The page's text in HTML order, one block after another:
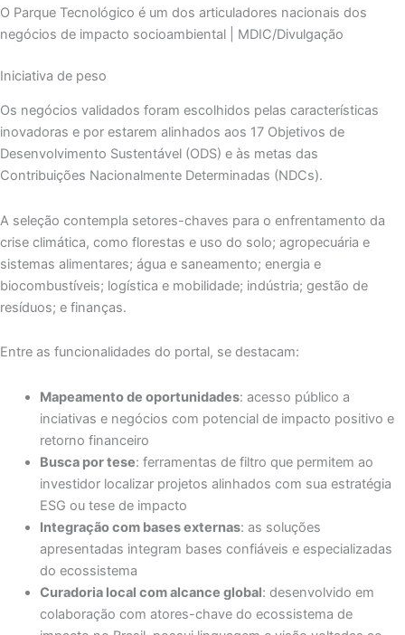
O Parque Tecnológico é um dos articuladores nacionais dos
negócios de impacto socioambiental | MDIC/Divulgação
Iniciativa de peso
Os negócios validados foram escolhidos pelas características
inovadoras e por estarem alinhados aos 17 Objetivos de
Desenvolvimento Sustentável (ODS) e às metas das
Contribuições Nacionalmente Determinadas (NDCs).
A seleção contempla setores-chaves para o enfrentamento da
crise climática, como florestas e uso do solo; agropecuária e
sistemas alimentares; água e saneamento; energia e
biocombustíveis; logística e mobilidade; indústria; gestão de
resíduos; e finanças.
Entre as funcionalidades do portal, se destacam:
Mapeamento de oportunidades: acesso público a
inciativas e negócios com potencial de impacto positivo e
retorno financeiro
Busca por tese: ferramentas de filtro que permitem ao
investidor localizar projetos alinhados com sua estratégia
ESG ou tese de impacto
Integração com bases externas: as soluções
apresentadas integram bases confiáveis e especializadas
do ecossistema
Curadoria local com alcance global: desenvolvido em
colaboração com atores-chave do ecossistema de